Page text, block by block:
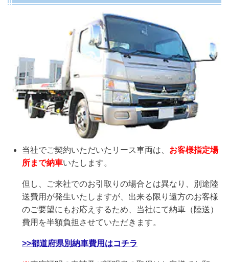
当社でご契約いただいたリース車両は、 お客様指定場
所まで納車いたします。
但し、ご来社でのお引取りの場合とは異なり、別途陸
送費用が発生いたしますが、出来る限り遠方のお客様
のご要望にもお応えするため、当社にて納車（陸送）
費用を半額負担させていただきます。
>>都道府県別納車費用はコチラ